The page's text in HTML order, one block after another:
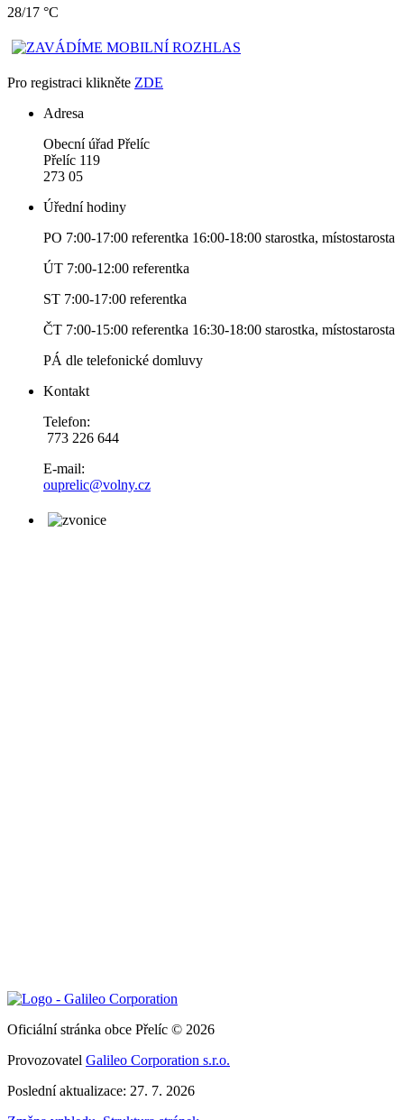
28/17 °C
Pro registraci klikněte ZDE
Adresa
Obecní úřad Přelíc
Přelíc 119
273 05
Úřední hodiny
PO 7:00-17:00 referentka 16:00-18:00 starostka, místostarosta
ÚT 7:00-12:00 referentka
ST 7:00-17:00 referentka
ČT 7:00-15:00 referentka 16:30-18:00 starostka, místostarosta
PÁ dle telefonické domluvy
Kontakt
Telefon:
773 226 644
E-mail:
ouprelic@volny.cz
Oficiální stránka obce Přelíc © 2026
Provozovatel Galileo Corporation s.r.o.
Poslední aktualizace: 27. 7. 2026